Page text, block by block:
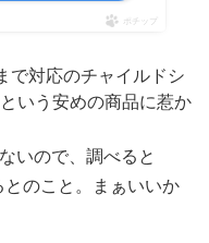
ポチップ
で対応のチャイルドシ
いう安めの商品に惹か
いので、調べると
とのこと。まぁいいか